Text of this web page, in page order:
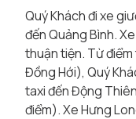
Quý Khách đi xe
đến Quảng Bình.
thuận tiện. Từ
Đồng Hới), Quý
taxi đến Động
điểm). Xe Hưng